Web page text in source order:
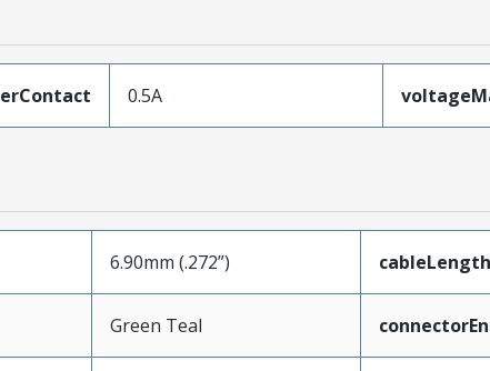
0.5A
6.90mm (.272”) cableLength
Green Teal